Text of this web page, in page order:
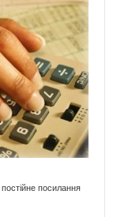
постійне посилання